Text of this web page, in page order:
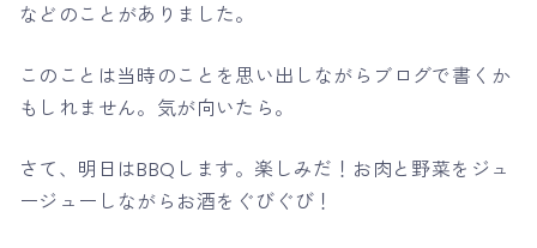
などのことがありました。
このことは当時のことを思い出しながらブログで書くか
もしれません。気が向いたら。
さて、明日はBBQします。楽しみだ！お肉と野菜をジュ
ージューしながらお酒をぐびぐび！